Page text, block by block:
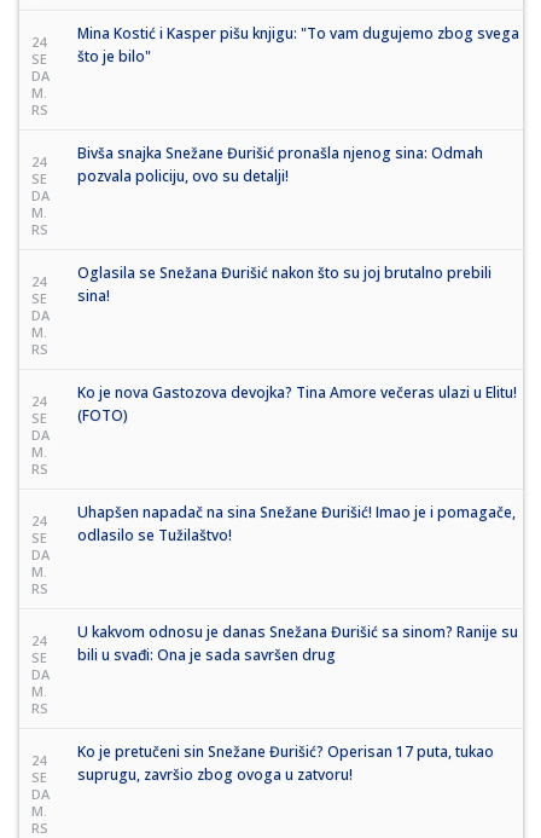
24
SE
DA
M.
RS
Mina Kostić i Kasper pišu knjigu: "To vam dugujemo zbog svega
što je bilo"
24
SE
DA
M.
RS
Bivša snajka Snežane Đurišić pronašla njenog sina: Odmah
pozvala policiju, ovo su detalji!
24
SE
DA
M.
RS
Oglasila se Snežana Đurišić nakon što su joj brutalno prebili
sina!
24
SE
DA
M.
RS
Ko je nova Gastozova devojka? Tina Amore večeras ulazi u Elitu!
(FOTO)
24
SE
DA
M.
RS
Uhapšen napadač na sina Snežane Đurišić! Imao je i pomagače,
odlasilo se Tužilaštvo!
24
SE
DA
M.
RS
U kakvom odnosu je danas Snežana Đurišić sa sinom? Ranije su
bili u svađi: Ona je sada savršen drug
24
SE
DA
M.
RS
Ko je pretučeni sin Snežane Đurišić? Operisan 17 puta, tukao
suprugu, završio zbog ovoga u zatvoru!